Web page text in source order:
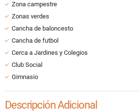
Zona campestre
Zonas verdes
Cancha de baloncesto
Cancha de futbol
Cerca a Jardines y Colegios
Club Social
Gimnasio
Descripción Adicional